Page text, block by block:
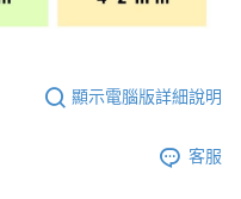
顯示電腦版詳細說明
客服